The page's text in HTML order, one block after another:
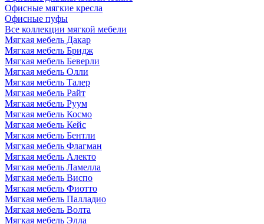
Офисные мягкие кресла
Офисные пуфы
Все коллекции мягкой мебели
Мягкая мебель Дакар
Мягкая мебель Бридж
Мягкая мебель Беверли
Мягкая мебель Олли
Мягкая мебель Талер
Мягкая мебель Райт
Мягкая мебель Руум
Мягкая мебель Космо
Мягкая мебель Кейс
Мягкая мебель Бентли
Мягкая мебель Флагман
Мягкая мебель Алекто
Мягкая мебель Ламелла
Мягкая мебель Виспо
Мягкая мебель Фиотто
Мягкая мебель Палладио
Мягкая мебель Волта
Мягкая мебель Элла